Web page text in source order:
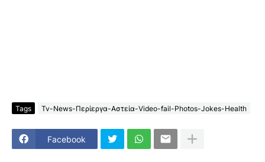
Tags Tv-News-Περίεργα-Αστεία-Video-fail-Photos-Jokes-Health
Facebook